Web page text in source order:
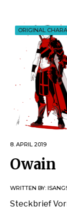
ORIGINAL
8. APRIL 2019
Owain
WRITTEN BY:
Steckbrief